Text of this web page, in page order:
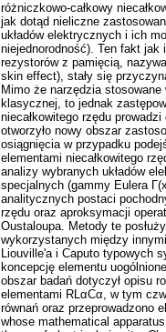
różniczkowo-całkowy
jak dotąd nieliczne
układów elektrycznych i ich
niejednorodność). Ten fakt jak
rezystorów z pamięcią,
skin effect), stały się
Mimo że narzędzia
klasycznej, to jednak
niecałkowitego rzędu
otworzyło nowy obszar
osiągnięcia w przypadku
elementami niecałkowitego
analizy wybranych układów
specjalnych (gammy Eulera
analitycznych postaci
rzędu oraz aproksymacji
Oustaloupa. Metody te
wykorzystanych między
Liouville'a i Caputo typowych
koncepcję elementu
obszar badań dotyczył opisu
elementami RLαCα, w tym
równań oraz przeprowadzono
whose mathematical